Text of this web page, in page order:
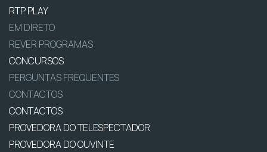
RTP PLAY
EM DIRETO
REVER PROGRAMAS
CONCURSOS
PERGUNTAS FREQUENTES
CONTACTOS
CONTACTOS
PROVEDORA DO TELESPECTADOR
PROVEDORA DO OUVINTE